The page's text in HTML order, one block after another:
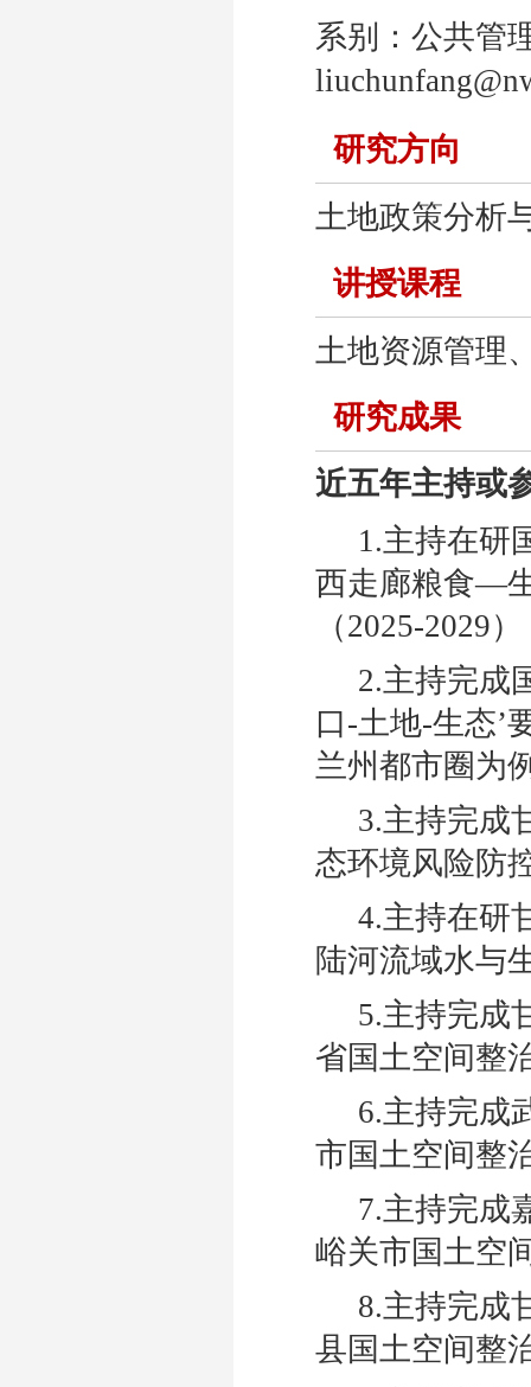
系别：公
研究方向
土地政策分析
讲授课程
土地资源管理
研究成果
近五年主持或
1.主持在研
西走廊粮食—
（2025-2029
2.主持完成
口-土地-生态’
兰州都市圈为
3.主持完成
态环境风险防
4.主持在研
陆河流域水与
5.主持完成
省国土空间整
6.主持完成
市国土空间整
7.主持完成
峪关市国土空
8.主持完成
县国土空间整